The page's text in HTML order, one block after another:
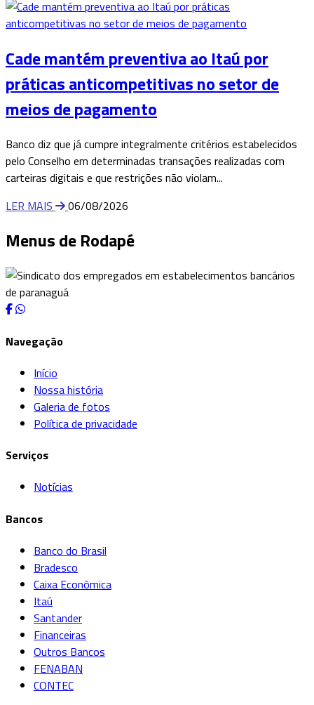
Cade mantém preventiva ao Itaú por
práticas anticompetitivas no setor de
meios de pagamento
Banco diz que já cumpre integralmente critérios estabelecidos
pelo Conselho em determinadas transações realizadas com
carteiras digitais e que restrições não violam...
LER MAIS
06/08/2026
Menus de Rodapé
Navegação
Início
Nossa história
Galeria de fotos
Política de privacidade
Serviços
Notícias
Bancos
Banco do Brasil
Bradesco
Caixa Econômica
Itaú
Santander
Financeiras
Outros Bancos
FENABAN
CONTEC